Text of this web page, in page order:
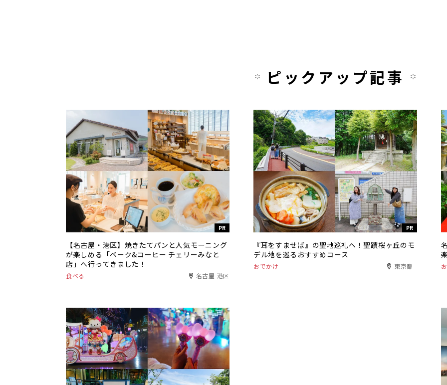
ピックアップ記事
PR
【名古屋・港区】焼きたてパンと人気モーニング
が楽しめる「ベーク&コーヒー チェリーみなと
店」へ行ってきました！
食べる 名古屋 港区
PR
『耳をすませば』の聖地巡礼へ！聖蹟桜ヶ丘のモ
デル地を巡るおすすめコース
おでかけ 東京都